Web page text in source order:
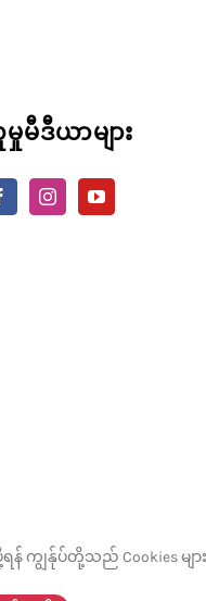
ရန် ကျွန်ုပ်တို့သည် Cookies မ
မီဒီယာများ